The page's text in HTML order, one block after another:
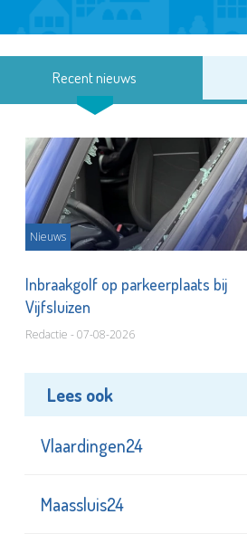
Recent nieuws
Nieuws
Inbraakgolf op parkeerplaats bij
Vijfsluizen
Redactie - 07-08-2026
Lees ook
Vlaardingen24
Maassluis24